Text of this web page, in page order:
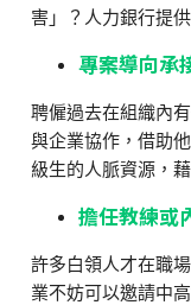
害」？人力銀行提
專案導向承
聘僱過去在組織內
與企業協作，借助
級生的人脈資源，
擔任教練或
許多白領人才在職
業不妨可以邀請中